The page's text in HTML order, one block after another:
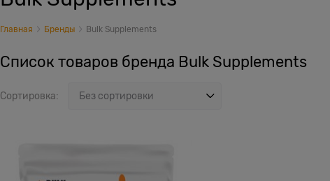
Главная Бренды Bulk Supplements
Список товаров бренда Bulk Supplements
Сортировка: